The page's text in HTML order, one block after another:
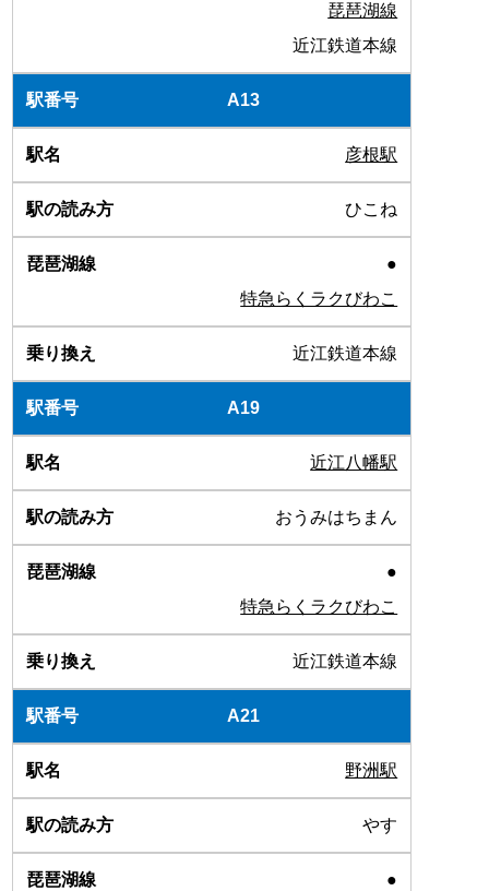
琵琶湖線
近江鉄道本線
A13
彦根駅
ひこね
●
特急らくラクびわこ
近江鉄道本線
A19
近江八幡駅
おうみはちまん
●
特急らくラクびわこ
近江鉄道本線
A21
野洲駅
やす
●